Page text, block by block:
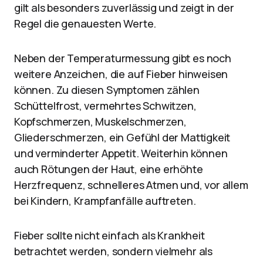
gilt als besonders zuverlässig und zeigt in der
Regel die genauesten Werte.
Neben der Temperaturmessung gibt es noch
weitere Anzeichen, die auf Fieber hinweisen
können. Zu diesen Symptomen zählen
Schüttelfrost, vermehrtes Schwitzen,
Kopfschmerzen, Muskelschmerzen,
Gliederschmerzen, ein Gefühl der Mattigkeit
und verminderter Appetit. Weiterhin können
auch Rötungen der Haut, eine erhöhte
Herzfrequenz, schnelleres Atmen und, vor allem
bei Kindern, Krampfanfälle auftreten.
Fieber sollte nicht einfach als Krankheit
betrachtet werden, sondern vielmehr als